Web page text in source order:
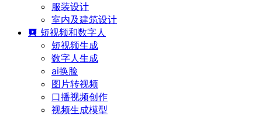
服装设计
室内及建筑设计
短视频和数字人
短视频生成
数字人生成
ai换脸
图片转视频
口播视频创作
视频生成模型